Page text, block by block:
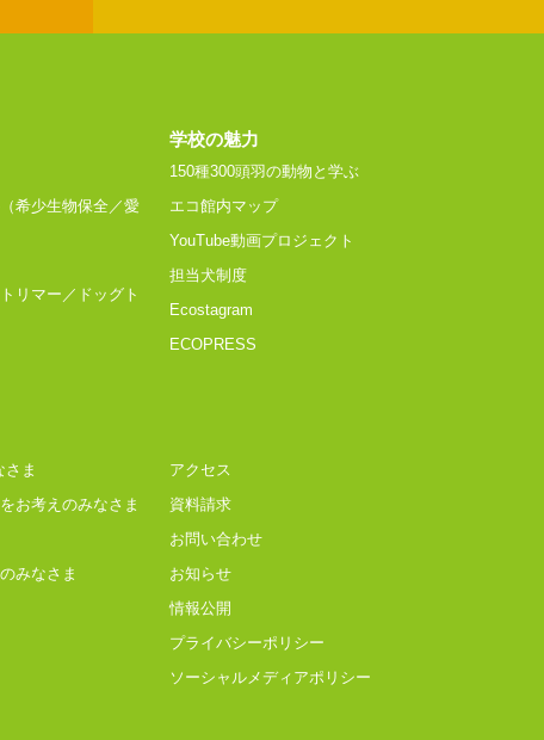
希少生物保全／愛
リマー／ドッグト
学校の魅力
150種300頭羽の動物と学ぶ
エコ館内マップ
YouTube動画プロジェクト
担当犬制度
Ecostagram
ECOPRESS
ま
お考えのみなさま
みなさま
アクセス
資料請求
お問い合わせ
お知らせ
情報公開
プライバシーポリシー
ソーシャルメディアポリシー